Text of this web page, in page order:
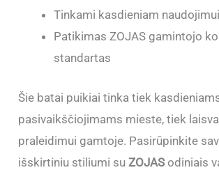
Tinkami kasdieniam
Patikimas ZOJAS gamintojo
standartas
Šie batai puikiai tinka tiek
pasivaikščiojimams mieste, tiek
praleidimui gamtoje. Pasirūpinkite
išskirtiniu stiliumi suZOJAS odiniais